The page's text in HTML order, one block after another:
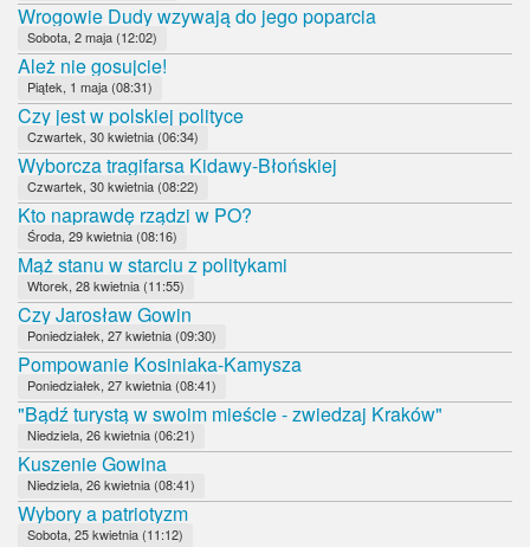
Wrogowie Dudy wzywają do jego poparcia
Sobota, 2 maja (12:02)
Ależ nie gosujcie!
Piątek, 1 maja (08:31)
Czy jest w polskiej polityce
Czwartek, 30 kwietnia (06:34)
Wyborcza tragifarsa Kidawy-Błońskiej
Czwartek, 30 kwietnia (08:22)
Kto naprawdę rządzi w PO?
Środa, 29 kwietnia (08:16)
Mąż stanu w starciu z politykami
Wtorek, 28 kwietnia (11:55)
Czy Jarosław Gowin
Poniedziałek, 27 kwietnia (09:30)
Pompowanie Kosiniaka-Kamysza
Poniedziałek, 27 kwietnia (08:41)
"Bądź turystą w swoim mieście - zwiedzaj Kraków"
Niedziela, 26 kwietnia (06:21)
Kuszenie Gowina
Niedziela, 26 kwietnia (08:41)
Wybory a patriotyzm
Sobota, 25 kwietnia (11:12)